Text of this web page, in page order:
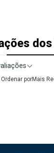
Ordenar porMais